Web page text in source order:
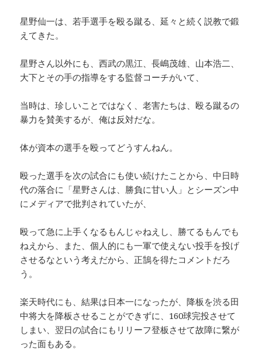
星野仙一は、若手選手を殴る蹴る、延々と続く説教で鍛
えてきた。
星野さん以外にも、西武の黒江、長嶋茂雄、山本浩二、
大下とその手の指導をする監督コーチがいて、
当時は、珍しいことではなく、老害たちは、殴る蹴るの
暴力を賛美するが、俺は反対だな。
体が資本の選手を殴ってどうすんねん。
殴った選手を次の試合にも使い続けたことから、中日時
代の落合に「星野さんは、勝負に甘い人」とシーズン中
にメディアで批判されていたが、
殴って急に上手くなるもんじゃねえし、勝てるもんでも
ねえから、また、個人的にも一軍で使えない投手を投げ
させるなという考えだから、正鵠を得たコメントだろ
う。
楽天時代にも、結果は日本一になったが、降板を渋る田
中将大を降板させることができずに、160球完投させて
しまい、翌日の試合にもリリーフ登板させて故障に繋が
った面もある。